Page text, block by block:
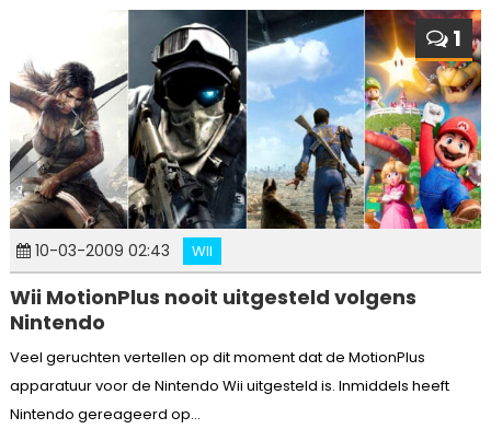
1
10-03-2009 02:43 WII
Wii MotionPlus nooit uitgesteld volgens
Nintendo
Veel geruchten vertellen op dit moment dat de MotionPlus
apparatuur voor de Nintendo Wii uitgesteld is. Inmiddels heeft
Nintendo gereageerd op...